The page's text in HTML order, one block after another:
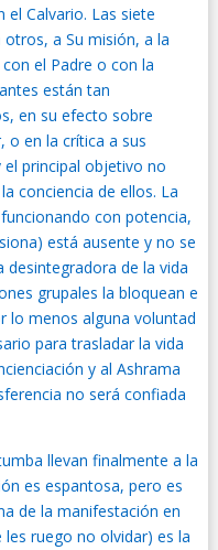
el Calvario. Las siete
otros, a Su misión, a la
el Padre o con la
están tan
en su efecto sobre
o en la crítica a sus
principal objetivo no
conciencia de ellos. La
con potencia,
está ausente y no se
de la vida
grupales la bloquean e
lo menos alguna voluntad
para trasladar la vida
y al Ashrama
no será confiada
llevan finalmente a la
es espantosa, pero es
de la manifestación en
ruego no olvidar) es la